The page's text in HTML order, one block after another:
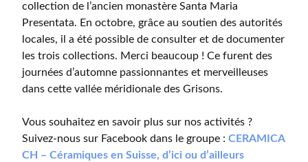
collection de l’ancien monastère Santa Maria
Presentata. En octobre, grâce au soutien des autorités
locales, il a été possible de consulter et de documenter
les trois collections. Merci beaucoup ! Ce furent des
journées d’automne passionnantes et merveilleuses
dans cette vallée méridionale des Grisons.
Vous souhaitez en savoir plus sur nos activités ?
Suivez-nous sur Facebook dans le groupe : CERAMICA
CH – Céramiques en Suisse, d’ici ou d’ailleurs